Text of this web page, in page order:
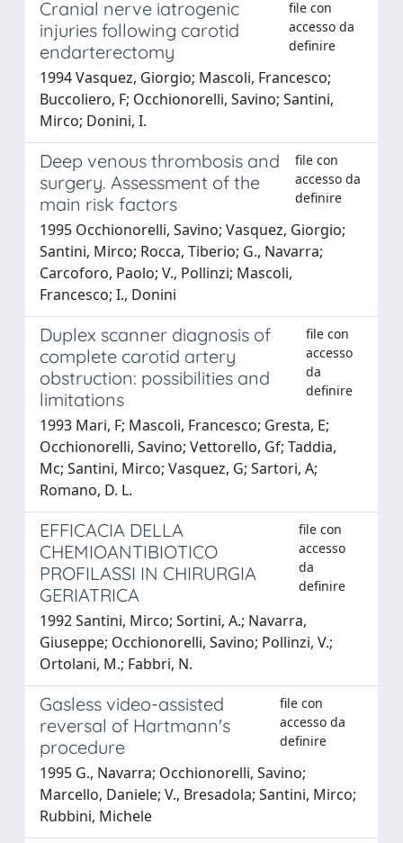
Cranial nerve iatrogenic
injuries following carotid
endarterectomy
file con
accesso da
definire
1994 Vasquez, Giorgio; Mascoli, Francesco;
Buccoliero, F; Occhionorelli, Savino; Santini,
Mirco; Donini, I.
Deep venous thrombosis and
surgery. Assessment of the
main risk factors
file con
accesso da
definire
1995 Occhionorelli, Savino; Vasquez, Giorgio;
Santini, Mirco; Rocca, Tiberio; G., Navarra;
Carcoforo, Paolo; V., Pollinzi; Mascoli,
Francesco; I., Donini
Duplex scanner diagnosis of
complete carotid artery
obstruction: possibilities and
limitations
file con
accesso
da
definire
1993 Mari, F; Mascoli, Francesco; Gresta, E;
Occhionorelli, Savino; Vettorello, Gf; Taddia,
Mc; Santini, Mirco; Vasquez, G; Sartori, A;
Romano, D. L.
EFFICACIA DELLA
CHEMIOANTIBIOTICO
PROFILASSI IN CHIRURGIA
GERIATRICA
file con
accesso
da
definire
1992 Santini, Mirco; Sortini, A.; Navarra,
Giuseppe; Occhionorelli, Savino; Pollinzi, V.;
Ortolani, M.; Fabbri, N.
Gasless video-assisted
reversal of Hartmann's
procedure
file con
accesso da
definire
1995 G., Navarra; Occhionorelli, Savino;
Marcello, Daniele; V., Bresadola; Santini, Mirco;
Rubbini, Michele